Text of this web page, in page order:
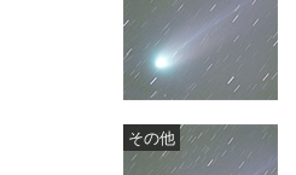
その他